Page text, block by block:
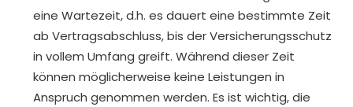
eine Wartezeit, d.h. es dauert eine bestimmte Zeit
ab Vertragsabschluss, bis der Versicherungsschutz
in vollem Umfang greift. Während dieser Zeit
können möglicherweise keine Leistungen in
Anspruch genommen werden. Es ist wichtig, die